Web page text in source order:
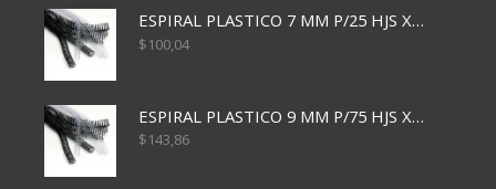
ESPIRAL PLASTICO 7 MM P/25 HJS X50x3000
$100,04
ESPIRAL PLASTICO 9 MM P/75 HJS X50X2400
$143,86